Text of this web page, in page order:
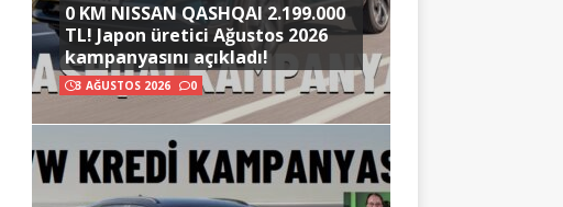
0 KM NISSAN QASHQAI 2.199.000
TL! Japon üretici Ağustos 2026
kampanyasını açıkladı!
3 AĞUSTOS 2026 0